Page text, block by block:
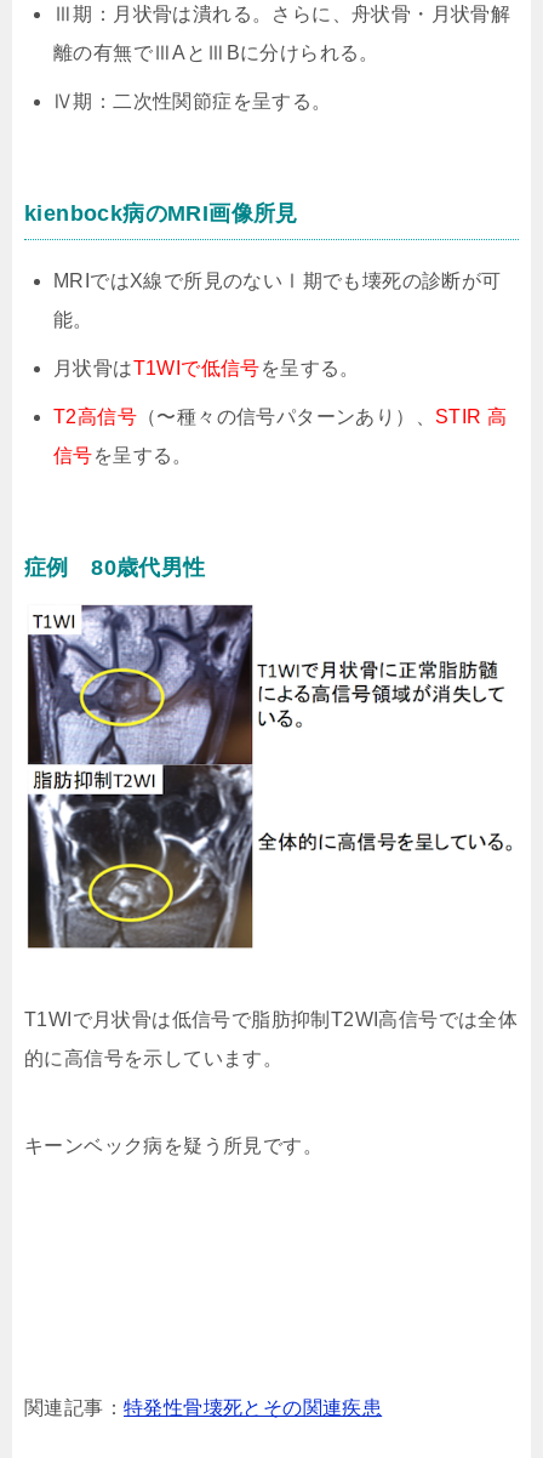
Ⅲ期：月状骨は潰れる。さらに、舟状骨・月状骨解
離の有無でⅢAとⅢBに分けられる。
Ⅳ期：二次性関節症を呈する。
kienbock病のMRI画像所見
MRIではX線で所見のないⅠ期でも壊死の診断が可
能。
月状骨はT1WIで低信号を呈する。
T2高信号 （〜種々の信号パターンあり）、 STIR 高
信号を呈する。
症例 80歳代男性
T1WIで月状骨は低信号で脂肪抑制T2WI高信号では全体
的に高信号を示しています。
キーンベック病を疑う所見です。
関連記事： 特発性骨壊死とその関連疾患